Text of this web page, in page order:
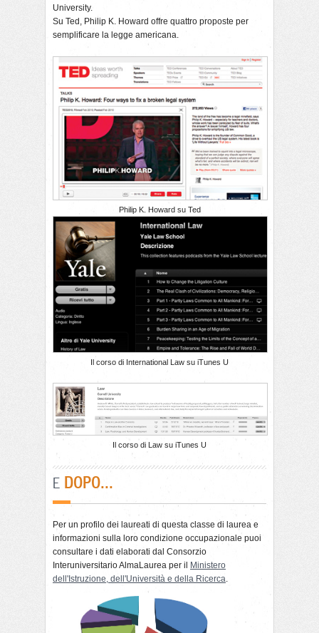
University.
Su Ted, Philip K. Howard offre quattro proposte per
semplificare la legge americana.
Philip K. Howard su Ted
Il corso di International Law su iTunes U
Il corso di Law su iTunes U
E DOPO...
Per un profilo dei laureati di questa classe di laurea e
informazioni sulla loro condizione occupazionale puoi
consultare i dati elaborati dal Consorzio
Interuniversitario AlmaLaurea per il Ministero
dell'Istruzione, dell'Università e della Ricerca